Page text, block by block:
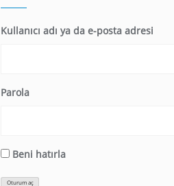
Kullanıcı adı ya da e-posta adresi
Parola
Beni hatırla
Oturum aç